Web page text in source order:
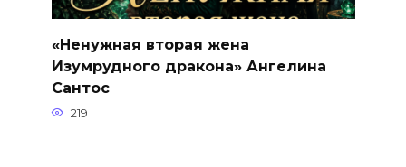
«Ненужная вторая жена
Изумрудного дракона» Ангелина
Сантос
219